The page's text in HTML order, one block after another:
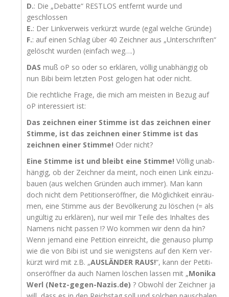
D.: Die „Debat­te“ RESTLOS ent­fernt wur­de und
geschlossen
E.: Der Link­ver­weis ver­kürzt wur­de (egal wel­che Gründe)
F.: auf einen Schlag über 40 Zeich­ner aus „Unter­schrif­ten“
gelöscht wur­den (ein­fach weg….)
DAS muß oP so oder so erklä­ren, völ­lig unab­hän­gig ob
nun Bibi beim letz­ten Post gelo­gen hat oder nicht.
Die recht­li­che Fra­ge, die mich am meis­ten in Bezug auf
oP inter­es­siert ist:
Das zeich­nen einer Stim­me ist das zeich­nen einer
Stim­me, ist das zeich­nen einer Stim­me ist das
zeich­nen einer Stim­me! Oder nicht?
Eine Stim­me ist und bleibt eine Stim­me! Völ­lig unab­
hän­gig, ob der Zeich­ner da meint, noch einen Link ein­zu­
bau­en (aus wel­chen Grün­den auch immer). Man kann
doch nicht dem Peti­ti­ons­er­öff­ner, die Mög­lich­keit ein­räu­
men, eine Stim­me aus der Bevöl­ke­rung zu löschen (= als
ungül­tig zu erklä­ren), nur weil mir Tei­le des Inhal­tes des
Namens nicht pas­sen !? Wo kom­men wir denn da hin?
Wenn jemand eine Peti­ti­on ein­reicht, die genau­so plump
wie die von Bibi ist und sie wenigs­tens auf den Kern ver­
kürzt wird mit z.B. „AUSLÄNDER RAUS!“, kann der Peti­ti­
ons­er­öff­ner da auch Namen löschen las­sen mit „Moni­ka
Werl (Netz-gegen-Nazis.de) ? Obwohl der Zeich­ner ja